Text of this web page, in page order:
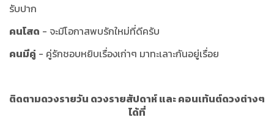
รับปาก
คนโสด - จะมีโอกาสพบรักใหม่ที่ดีครับ
คนมีคู่ - คู่รักชอบหยิบเรื่องเก่าๆ มาทะเลาะกันอยู่เรื่อย
ติดตามดวงรายวัน ดวงรายสัปดาห์ และ คอนเท้นต์ดวงต่างๆ
ได้ที่